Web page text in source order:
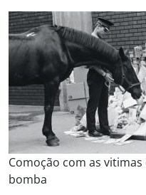
Comoção com as
bomba